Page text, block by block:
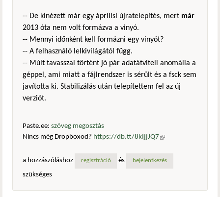
-- De kinézett már egy áprilisi újratelepítés, mert már
2013 óta nem volt formázva a vinyó.
-- Mennyi időnként kell formázni egy vinyót?
-- A felhasználó lelkivilágától függ.
-- Múlt tavasszal történt jó pár adatátviteli anomália a
géppel, ami miatt a fájlrendszer is sérült és a fsck sem
javította ki. Stabilizálás után telepítettem fel az új
verziót.
Paste.ee: szöveg megosztás
Nincs még Dropboxod? https://db.tt/8kIjjJQ7 (külső
a hozzászóláshoz
regisztráció és bejelentkezés
szükséges